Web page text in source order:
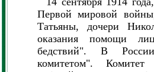
Первой мировой
Татьяны, дочери
оказания помощи
бедствий". В
комитетом". Комитет